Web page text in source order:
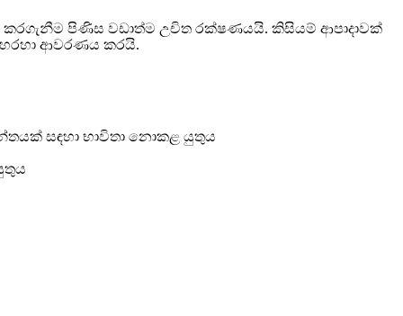
පිණිස වඩාත්ම උචිත රක්ෂණයයි. කිසියම් ආපාදාවක්
ආවරණය කරයි.
සඳහා භාවිතා නොකළ යුතුය